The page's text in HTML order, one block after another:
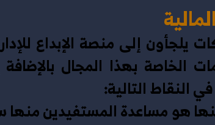
النقاط التالية: